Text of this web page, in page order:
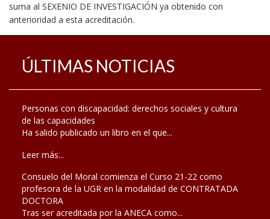
suma al SEXENIO DE INVESTIGACIÓN ya obtenido con
anterioridad a esta acreditación.
ÚLTIMAS NOTICIAS
Personas con discapacidad: derechos sociales y cultura
de las capacidades
Ha salido publicado un libro en el que...
Leer más...
Consuelo del Moral comienza el Curso 21-22 como
profesora de la UGR en la modalidad de CONTRATADA
DOCTORA
Tras ser acreditada por la ANECA como...